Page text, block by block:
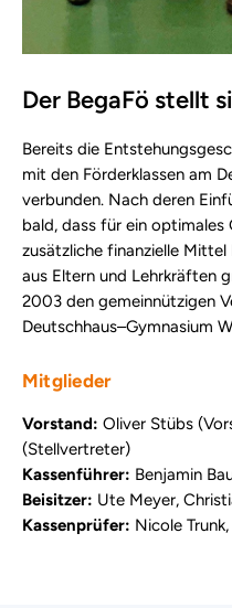
Der BegaFö stellt
Bereits die
mit den Förderklassen am
verbunden. Nach deren
bald, dass für ein optimales
zusätzliche finanzielle
aus Eltern und Lehrkräften
2003 den gemeinnützigen
Deutschhaus–Gymnasium
Mitglieder
Vorstand: Oliver Stübs
(Stellvertreter)
Kassenführer: Benjamin
Beisitzer: Ute Meyer,
Kassenprüfer: Nicole